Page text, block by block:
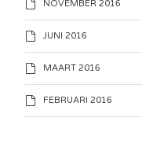
NOVEMBER 2016
JUNI 2016
MAART 2016
FEBRUARI 2016